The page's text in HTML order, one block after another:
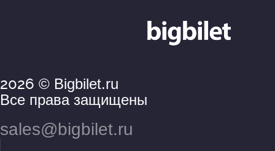
2026 © Bigbilet.ru
Все права защищены
sales@bigbilet.ru